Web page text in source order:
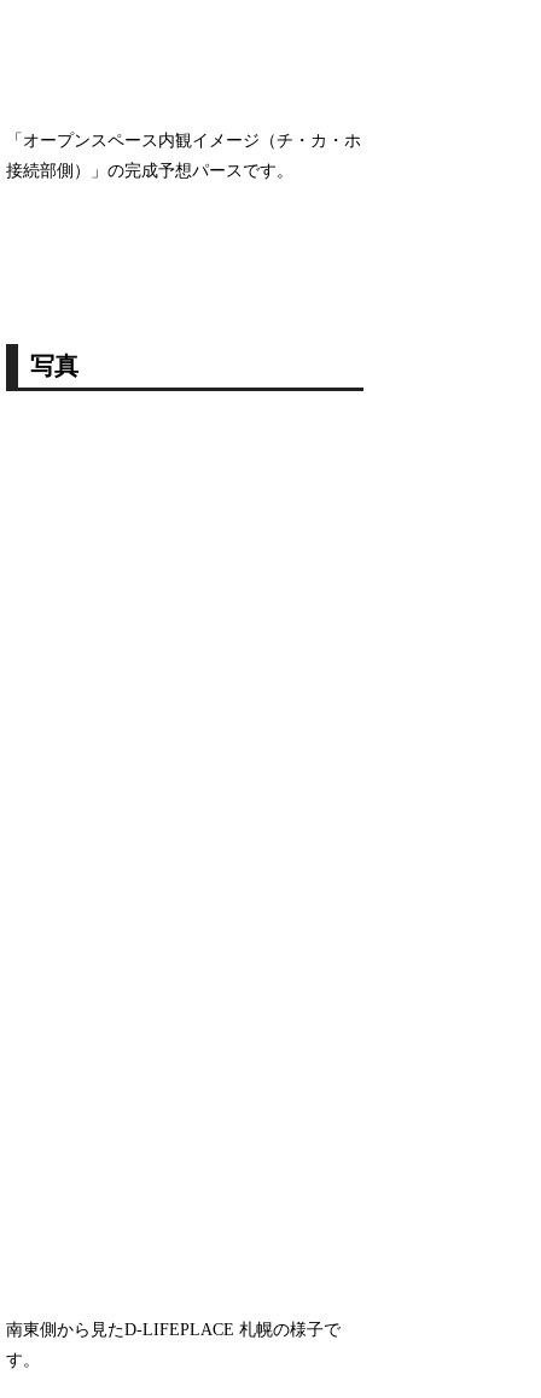
「オープンスペース内観イメージ（チ・カ・ホ
接続部側）」の完成予想パースです。
写真
南東側から見たD-LIFEPLACE 札幌の様子で
す。